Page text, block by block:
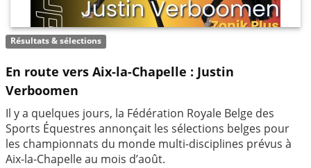
Résultats & sélections
En route vers Aix-la-Chapelle : Justin
Verboomen
Il y a quelques jours, la Fédération Royale Belge des
Sports Équestres annonçait les sélections belges pour
les championnats du monde multi-disciplines prévus à
Aix-la-Chapelle au mois d’août.